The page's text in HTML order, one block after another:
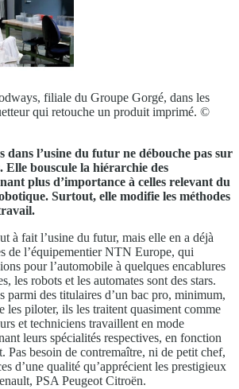
filiale du Groupe Gorgé, dans les
qui retouche un produit imprimé. ©
dans l’usine du futur ne débouche pas sur
Elle bouscule la hiérarchie des
plus d’importance à celles relevant du
Surtout, elle modifie les méthodes
à fait l’usine du futur, mais elle en a déjà
de l’équipementier NTN Europe, qui
pour l’automobile à quelques encablures
les robots et les automates sont des stars.
parmi des titulaires d’un bac pro, minimum,
les piloter, ils les traitent quasiment comme
et techniciens travaillent en mode
leurs spécialités respectives, en fonction
Pas besoin de contremaître, ni de petit chef,
d’une qualité qu’apprécient les prestigieux
PSA Peugeot Citroën.